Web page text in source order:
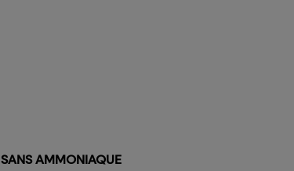
SANS AMMONIAQUE